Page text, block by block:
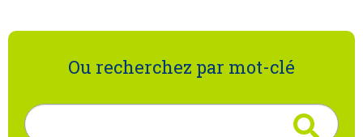
Ou recherchez par mot-clé
Rechercher